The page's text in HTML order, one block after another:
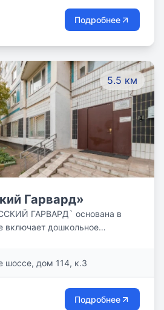
Подробнее
5.5 км
Гарвард»
ГАРВАРД` основана в
включает дошкольное
школы выдаётся аттестат
дом 114, к.3
Подробнее